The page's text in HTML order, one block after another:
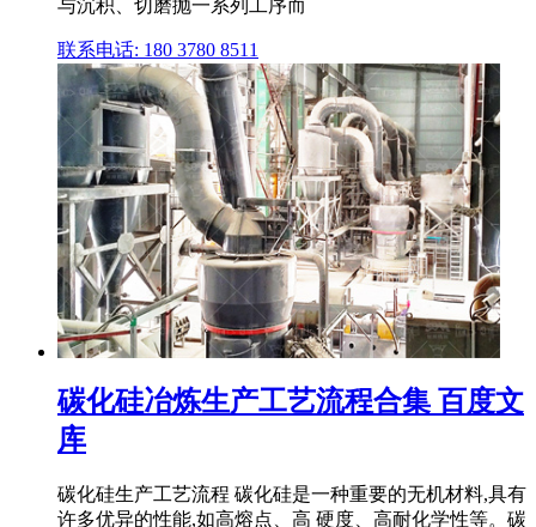
与沉积、切磨抛一系列工序而
联系电话: 180 3780 8511
碳化硅冶炼生产工艺流程合集 百度文
库
碳化硅生产工艺流程 碳化硅是一种重要的无机材料,具有
许多优异的性能,如高熔点、高 硬度、高耐化学性等。碳